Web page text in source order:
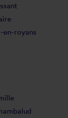
en-royans